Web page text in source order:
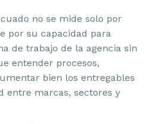
no se mide solo por
por su capacidad para
de trabajo de la agencia sin
entender procesos,
bien los entregables
entre marcas, sectores y